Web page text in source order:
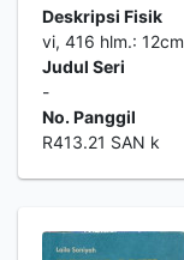
Deskripsi Fisik
vi, 416 hlm.: 12cm
Judul Seri
-
No. Panggil
R413.21 SAN k